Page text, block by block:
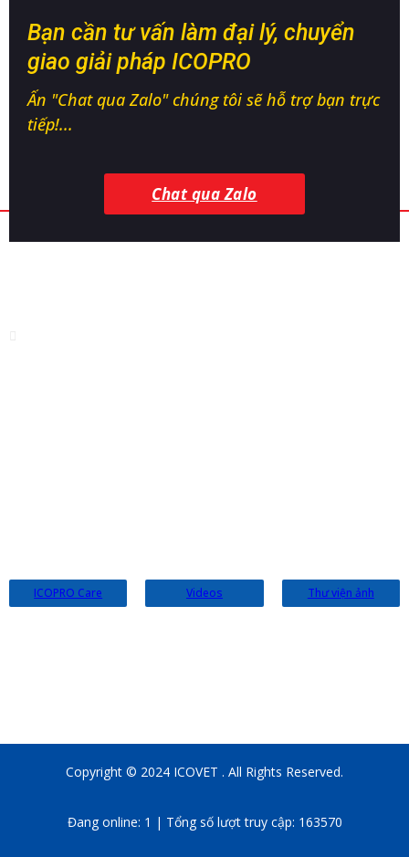
Bạn cần tư vấn làm đại lý, chuyển
giao giải pháp ICOPRO
Ấn "Chat qua Zalo" chúng tôi sẽ hỗ trợ bạn trực
tiếp!...
Chat qua Zalo
ICOPRO Care Videos Thư viện ảnh
Copyright © 2024 ICOVET . All Rights Reserved.
Đang online: 1 | Tổng số lượt truy cập: 163570